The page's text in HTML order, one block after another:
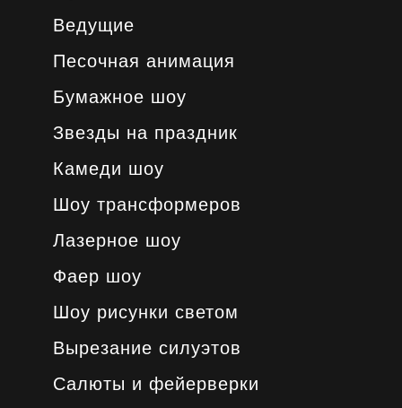
Ведущие
Песочная анимация
Бумажное шоу
Звезды на праздник
Камеди шоу
Шоу трансформеров
Лазерное шоу
Фаер шоу
Шоу рисунки светом
Вырезание силуэтов
Салюты и фейерверки